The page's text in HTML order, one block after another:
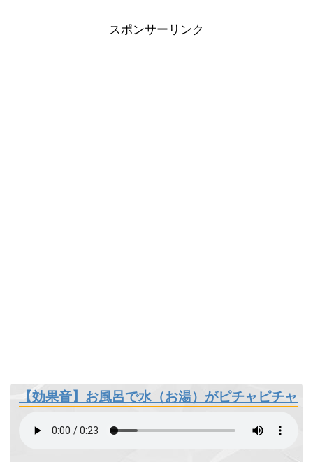
スポンサーリンク
【効果音】お風呂で水（お湯）がピチャピチャ